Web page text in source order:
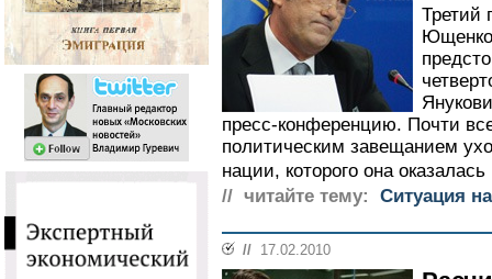
Третий
пресс-конференцию. Почти
политическим завещанием
нации, которого она
// читайте тему:
Ситуация
// 17.02.2010